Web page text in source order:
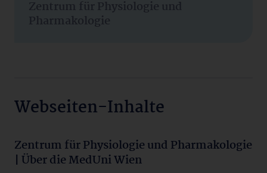
Zentrum für Physiologie und
Pharmakologie
Webseiten-Inhalte
Zentrum für Physiologie und Pharmakologie
| Über die MedUni Wien